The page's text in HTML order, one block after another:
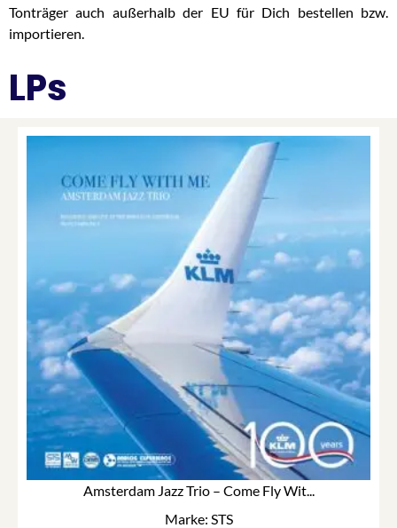
Tonträger auch außerhalb der EU für Dich bestellen bzw.
importieren.
LPs
Amsterdam Jazz Trio – Come Fly Wit...
Marke: STS